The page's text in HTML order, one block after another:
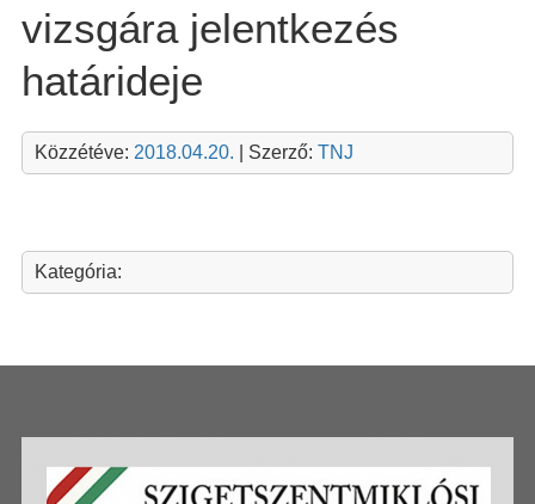
vizsgára jelentkezés
határideje
Közzétéve: 2018.04.20. | Szerző: TNJ
Kategória: